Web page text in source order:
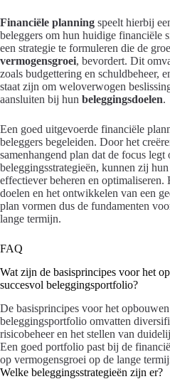
Financiële planning speelt hierbij
beleggers om hun huidige financiële
een strategie te formuleren die de
vermogensgroei, bevordert. Dit
zoals budgettering en schuldbeheer,
staat zijn om weloverwogen
aansluiten bij hun beleggingsdoelen.
Een goed uitgevoerde financiële
beleggers begeleiden. Door het
samenhangend plan dat de focus legt
beleggingsstrategieën, kunnen zij
effectiever beheren en optimaliseren.
doelen en het ontwikkelen van een
plan vormen dus de fundamenten
lange termijn.
FAQ
Wat zijn de basisprincipes voor het
succesvol beleggingsportfolio?
De basisprincipes voor het
beleggingsportfolio omvatten
risicobeheer en het stellen van
Een goed portfolio past bij de
op vermogensgroei op de lange
Welke beleggingsstrategieën zijn er?